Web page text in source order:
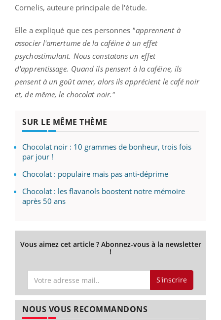
Cornelis, auteure principale de l'étude.
Elle a expliqué que ces personnes "apprennent à
associer l'amertume de la caféine à un effet
psychostimulant. Nous constatons un effet
d'apprentissage. Quand ils pensent à la caféine, ils
pensent à un goût amer, alors ils apprécient le café noir
et, de même, le chocolat noir."
SUR LE MÊME THÈME
Chocolat noir : 10 grammes de bonheur, trois fois
par jour !
Chocolat : populaire mais pas anti-déprime
Chocolat : les flavanols boostent notre mémoire
après 50 ans
Vous aimez cet article ? Abonnez-vous à la newsletter
!
S'inscrire
NOUS VOUS RECOMMANDONS